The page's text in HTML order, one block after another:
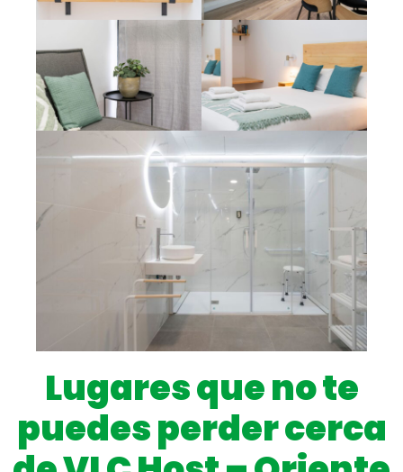
Lugares que no te
puedes perder cerca